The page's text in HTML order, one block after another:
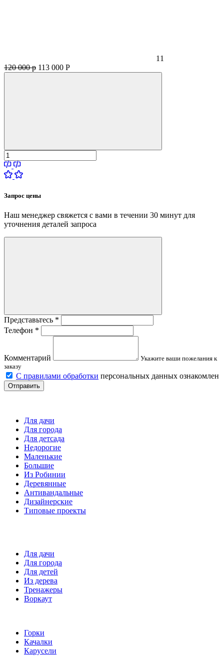
11
120 000 р 113 000 Р
Запрос цены
Наш менеджер свяжется с вами в течении 30 минут для
уточнения деталей запроса
Представьтесь *
Телефон *
Комментарий
Укажите ваши пожелания к
заказу
С правилами обработки персональных данных ознакомлен
Отправить
Для дачи
Для города
Для детсада
Недорогие
Маленькие
Большие
Из Робинии
Деревянные
Антивандальные
Дизайнерские
Типовые проекты
Для дачи
Для города
Для детей
Из дерева
Тренажеры
Воркаут
Горки
Качалки
Карусели